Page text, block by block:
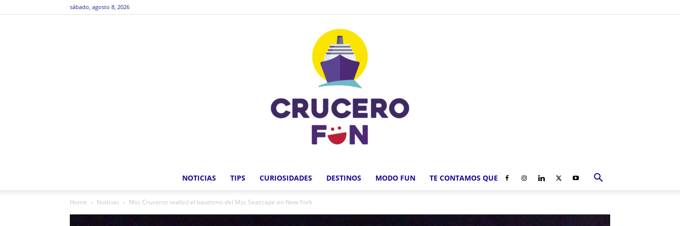
sábado, agosto 8, 2026
NOTICIAS TIPS CURIOSIDADES DESTINOS MODO FUN TE CONTAMOS QUE
Home Noticias Msc Cruceros realizó el bautismo del Msc Seascape en New York